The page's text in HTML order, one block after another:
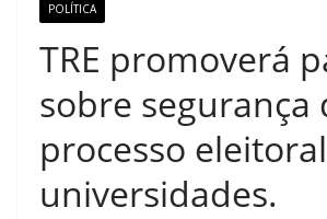
POLÍTICA
TRE promoverá
sobre segurança
processo
universidades.